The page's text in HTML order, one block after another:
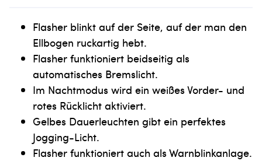
Flasher blinkt auf der Seite, auf der man den
Ellbogen ruckartig hebt.
Flasher funktioniert beidseitig als
automatisches Bremslicht.
Im Nachtmodus wird ein weißes Vorder- und
rotes Rücklicht aktiviert.
Gelbes Dauerleuchten gibt ein perfektes
Jogging-Licht.
Flasher funktioniert auch als Warnblinkanlage.